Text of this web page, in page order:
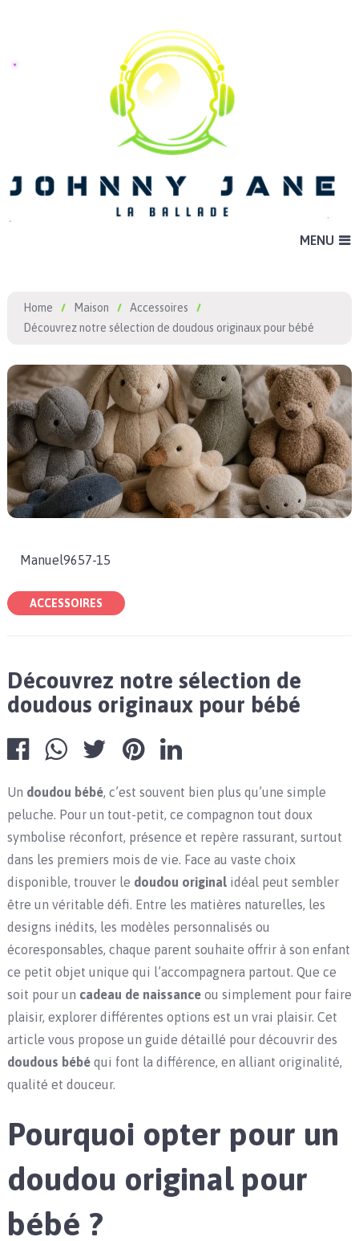
MENU
Home Maison
Accessoires
Découvrez notre sélection de doudous originaux pour bébé
Manuel9657-15
ACCESSOIRES
Découvrez notre sélection de
doudous originaux pour bébé
Un doudou bébé, c’est souvent bien plus qu’une simple
peluche. Pour un tout-petit, ce compagnon tout doux
symbolise réconfort, présence et repère rassurant, surtout
dans les premiers mois de vie. Face au vaste choix
disponible, trouver le doudou originalidéal peut sembler
être un véritable défi. Entre les matières naturelles, les
designs inédits, les modèles personnalisés ou
écoresponsables, chaque parent souhaite offrir à son enfant
ce petit objet unique qui l’accompagnera partout. Que ce
soit pour un cadeau de naissanceou simplement pour faire
plaisir, explorer différentes options est un vrai plaisir. Cet
article vous propose un guide détaillé pour découvrir des
doudous bébéqui font la différence, en alliant originalité,
qualité et douceur.
Pourquoi opter pour un
doudou original pour
bébé ?